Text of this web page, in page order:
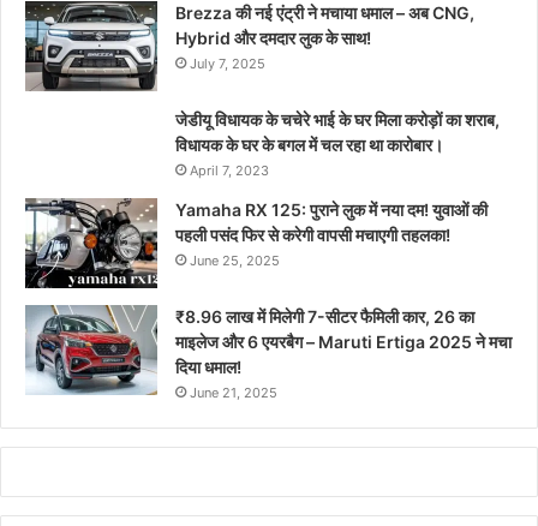
Brezza की नई एंट्री ने मचाया धमाल – अब CNG,
Hybrid और दमदार लुक के साथ!
July 7, 2025
जेडीयू विधायक के चचेरे भाई के घर मिला करोड़ों का शराब,
विधायक के घर के बगल में चल रहा था कारोबार।
April 7, 2023
Yamaha RX 125: पुराने लुक में नया दम! युवाओं की
पहली पसंद फिर से करेगी वापसी मचाएगी तहलका!
June 25, 2025
₹8.96 लाख में मिलेगी 7-सीटर फैमिली कार, 26 का
माइलेज और 6 एयरबैग – Maruti Ertiga 2025 ने मचा
दिया धमाल!
June 21, 2025